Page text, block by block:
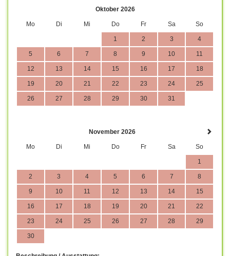
Oktober 2026
Mo Di Mi Do Fr Sa So
1 2 3 4
5 6 7 8 9 10 11
12 13 14 15 16 17 18
19 20 21 22 23 24 25
26 27 28 29 30 31
November 2026
Mo Di Mi Do Fr Sa So
1
2 3 4 5 6 7 8
9 10 11 12 13 14 15
16 17 18 19 20 21 22
23 24 25 26 27 28 29
30